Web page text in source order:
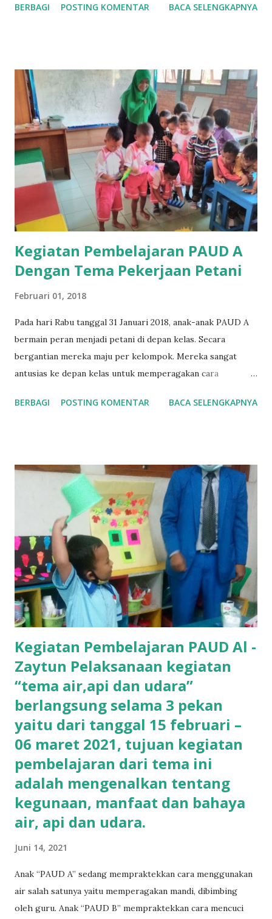
api, udara” siswa meniup balon dan mencampur air dan
tradisional dan modern. Kegiatan tema “tanah airku”
kreatifitas membuat kolase dengan origami lima pulau
besar di Indonesia dan menempel gambar lambang negara
Indonesia Garuda Pancasila. B. Kegiatan Pembelajaran Siswa
di Luar Kelas Praktek mengenal d...
BERBAGI POSTING KOMENTAR BACA SELENGKAPNYA
Kegiatan Pembelajaran PAUD A
Dengan Tema Pekerjaan Petani
Februari 01, 2018
Pada hari Rabu tanggal 31 Januari 2018, anak-anak PAUD A
bermain peran menjadi petani di depan kelas. Secara
bergantian mereka maju per kelompok. Mereka sangat
antusias ke depan kelas untuk memperagakan cara
origami sebagai alat peraga . Bu Guru mengarahkan kepada
terinjak-injak. Setelah bermain peran anak-anak
melanjutkan mengerjakan tugas menebalkan huruf pada
kata “PADI” dan “SAWAH” Setelah itu pada hari Kamis, 1
Februari 2018, anak-anak diajak keluar kelas ke sawah di
lingkungan sekolah untuk melihat langsung pekerjaan
petani. Selain menanam padi ada juga petani yang
beternak. Anak-anak pun juga melihat-lihat kandang
kambing dan entok warga setempat, mereka diajak m...
BERBAGI POSTING KOMENTAR BACA SELENGKAPNYA
Kegiatan Pembelajaran PAUD Al -
Zaytun Pelaksanaan kegiatan
“tema air,api dan udara”
berlangsung selama 3 pekan
yaitu dari tanggal 15 februari –
06 maret 2021, tujuan kegiatan
pembelajaran dari tema ini
adalah mengenalkan tentang
kegunaan, manfaat dan bahaya
air, api dan udara.
Juni 14, 2021
Anak “PAUD A” sedang mempraktekkan cara menggunakan
air salah satunya yaitu memperagakan mandi, dibimbing
oleh guru. Anak “PAUD B” mempraktekkan cara mencuci